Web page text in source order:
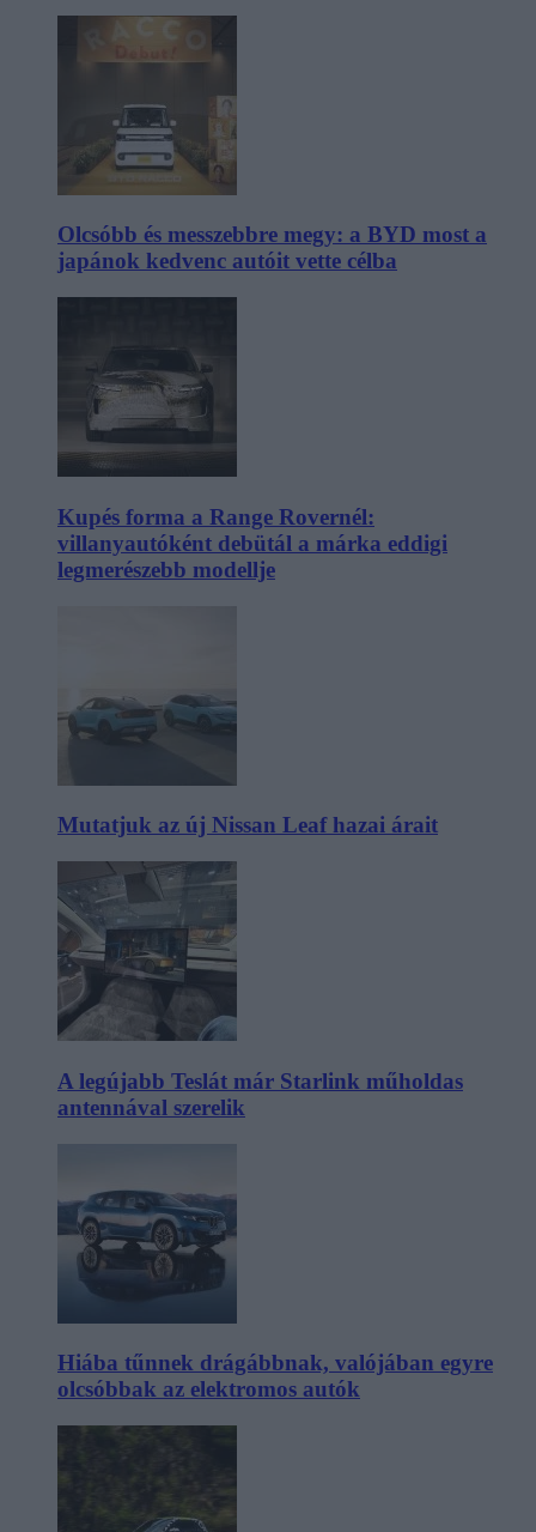
Olcsóbb és messzebbre megy: a BYD most a
japánok kedvenc autóit vette célba
Kupés forma a Range Rovernél:
villanyautóként debütál a márka eddigi
legmerészebb modellje
Mutatjuk az új Nissan Leaf hazai árait
A legújabb Teslát már Starlink műholdas
antennával szerelik
Hiába tűnnek drágábbnak, valójában egyre
olcsóbbak az elektromos autók